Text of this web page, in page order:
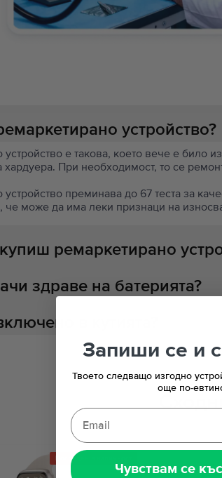
устройство?
устройство е такова, което вече е било
При необходимост, то се
преминава до 67 теста за
че може да има леки признаци на
ремаркетирано
здраве на батерията?
в кутията?
Последен в наличност
Запиши се и
Твоето следващо изгодно
още по-
Чувствам се